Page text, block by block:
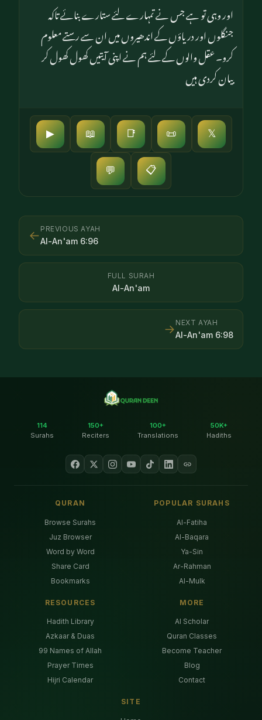
اور وہی تو ہے جس نے تمہارے لئے ستارے بنائے تاکہ
جنگلوں اور دریاؤں کے اندھیروں میں ان سے رستے معلوم
کرو۔ عقل والوں کے لئے ہم نے اپنی آیتیں کھول کھول کر
بیان کردی ہیں
▶ 📖 📑 📜 𝕏
💬 📋
← PREVIOUS AYAH
Al-An'am 6:96
FULL SURAH
Al-An'am
NEXT AYAH
Al-An'am 6:98
→
114
Surahs
150+
Reciters
100+
Translations
50K+
Hadiths
QURAN
Browse Surahs
Juz Browser
Word by Word
Share Card
Bookmarks
POPULAR SURAHS
Al-Fatiha
Al-Baqara
Ya-Sin
Ar-Rahman
Al-Mulk
RESOURCES
Hadith Library
Azkaar & Duas
99 Names of Allah
Prayer Times
Hijri Calendar
MORE
AI Scholar
Quran Classes
Become Teacher
Blog
Contact
SITE